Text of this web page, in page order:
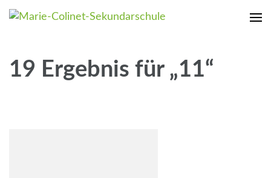
19 Ergebnis für „11“